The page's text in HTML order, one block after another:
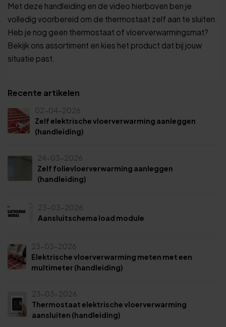
Met deze handleiding en de video hierboven ben je
volledig voorbereid om de thermostaat zelf aan te sluiten.
Heb je nog geen thermostaat of vloerverwarmingsmat?
Bekijk ons assortiment en kies het product dat bij jouw
situatie past.
Recente artikelen
02-04-2026
Zelf elektrische vloerverwarming aanleggen
(handleiding)
24-03-2026
Zelf folievloerverwarming aanleggen
(handleiding)
23-03-2026
Aansluitschema load module
23-03-2026
Elektrische vloerverwarming meten met een
multimeter (handleiding)
23-03-2026
Thermostaat elektrische vloerverwarming
aansluiten (handleiding)